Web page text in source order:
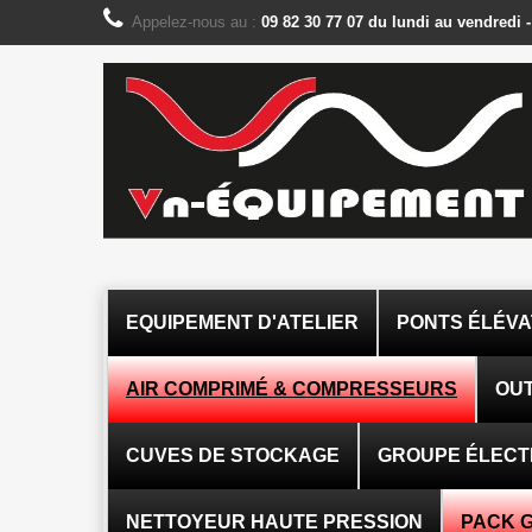
Panneau de gestion des cookies
Appelez-nous au : 09 82 30 77 07 du lundi au vendredi -
EQUIPEMENT D'ATELIER PONTS
AIR COMPRIMÉ & COMPRESSEURS
CUVES DE STOCKAGE GROUPE
NETTOYEUR HAUTE PRESSION PACK